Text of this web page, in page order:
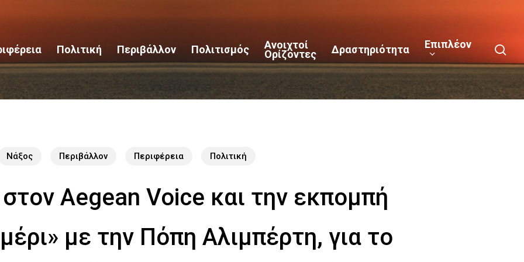
Πολιτική Περιβάλλον Πολιτισμός Ανοιχτοί
Ορίζοντες Δραστηριότητα Επιπλέον
Νάξος Περιβάλλον Περιφέρεια Πολιτική
Aegean Voice και την εκπομπή
με την Πόπη Αλιμπέρτη, για το